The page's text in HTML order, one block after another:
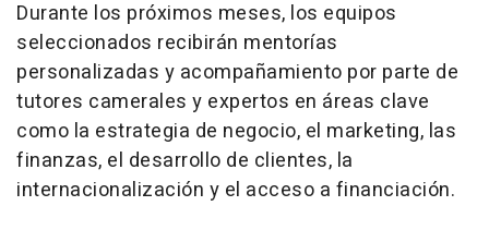
Durante los próximos meses, los equipos
seleccionados recibirán mentorías
personalizadas y acompañamiento por parte de
tutores camerales y expertos en áreas clave
como la estrategia de negocio, el marketing, las
finanzas, el desarrollo de clientes, la
internacionalización y el acceso a financiación.